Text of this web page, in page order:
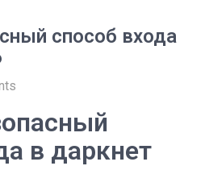
способ входа
в даркнет